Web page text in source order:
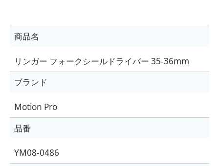
商品名
リンガー フォークシールドライバー 35-36mm
ブランド
Motion Pro
品番
YM08-0486